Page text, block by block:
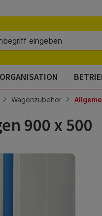
Wagenzubehör
900 x 500